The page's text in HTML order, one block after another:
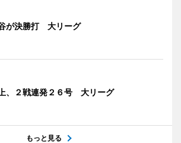
が決勝打 大リーグ
、２戦連発２６号 大リーグ
もっと見る